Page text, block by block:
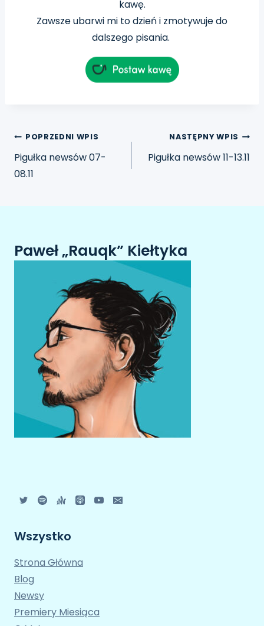
kawę.
Zawsze ubarwi mi to dzień i zmotywuje do
dalszego pisania.
POPRZEDNI WPIS
Pigułka newsów 07-
08.11
NASTĘPNY WPIS
Pigułka newsów 11-13.11
Paweł „Rauqk” Kiełtyka
Wszystko
Strona Główna
Blog
Newsy
Premiery Miesiąca